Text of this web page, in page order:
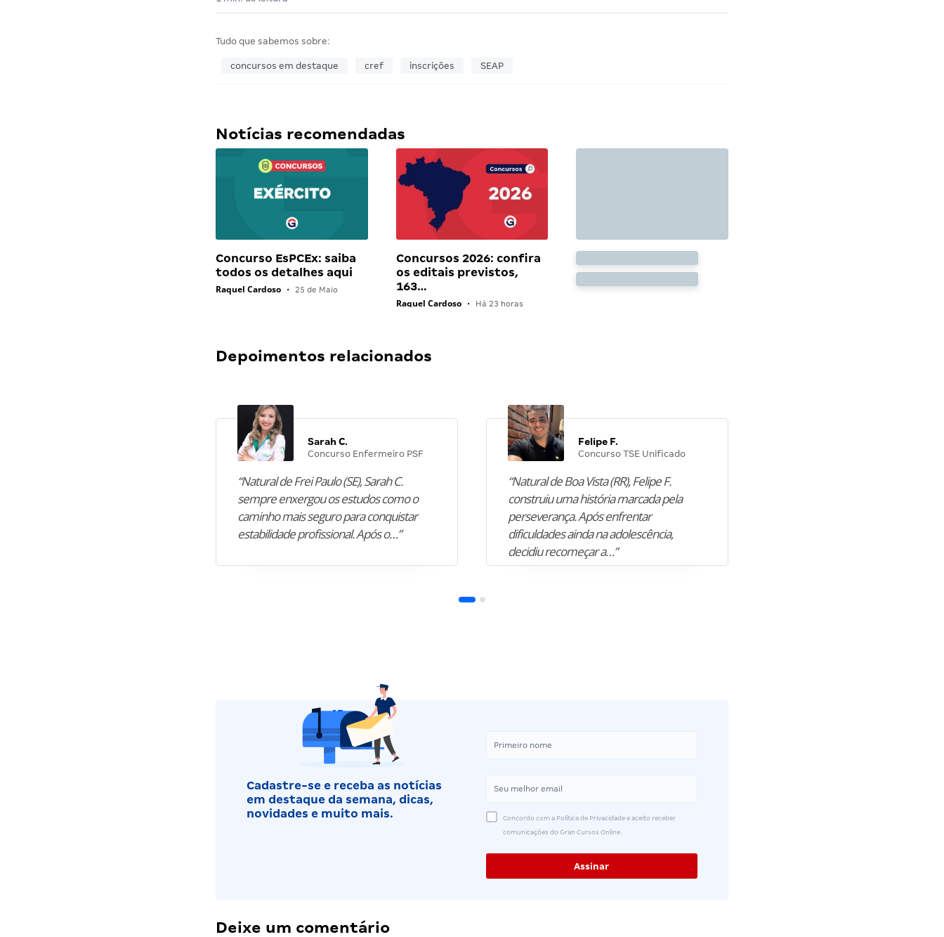
Tudo que sabemos sobre:
concursos em destaque cref inscrições SEAP
Notícias recomendadas
Concurso EsPCEx: saiba
todos os detalhes aqui
Raquel Cardoso • 25 de Maio
Concursos 2026: confira
os editais previstos,
163…
Raquel Cardoso • Há 23 horas
Depoimentos relacionados
Sarah C.
Concurso Enfermeiro PSF
“Natural de Frei Paulo (SE), Sarah C.
sempre enxergou os estudos como o
caminho mais seguro para conquistar
estabilidade profissional. Após o…”
Felipe F.
Concurso TSE Unificado
“Natural de Boa Vista (RR), Felipe F.
construiu uma história marcada pela
perseverança. Após enfrentar
dificuldades ainda na adolescência,
decidiu recomeçar a…”
Cadastre-se e receba as notícias
em destaque da semana, dicas,
novidades e muito mais.
Concordo com a Política de Privacidade e aceito receber
comunicações do Gran Cursos Online.
Deixe um comentário